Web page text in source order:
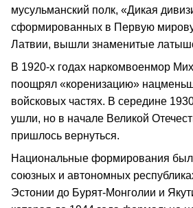
мусульманский полк, «Дикая
сформированных в Первую
Латвии, вышли знаменитые
В 1920-х годах наркомвоенмор
поощрял «коренизацию»
войсковых частях. В середине
ушли, но в начале Великой
пришлось вернуться.
Национальные формирования
союзных и автономных
Эстонии до Бурят-Монголии и